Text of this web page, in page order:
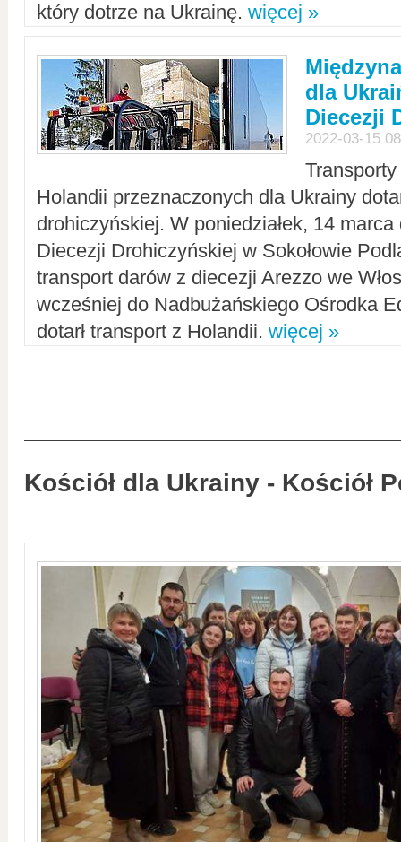
który dotrze na Ukrainę. więcej »
dla
Diecezji
2022-03-15
Holandii przeznaczonych dla Ukrainy
drohiczyńskiej. W poniedziałek, 14
Diecezji Drohiczyńskiej w Sokołowie
transport darów z diecezji Arezzo we
wcześniej do Nadbużańskiego Ośrodka
dotarł transport z Holandii. więcej »
Kościół dla Ukrainy - Kościół